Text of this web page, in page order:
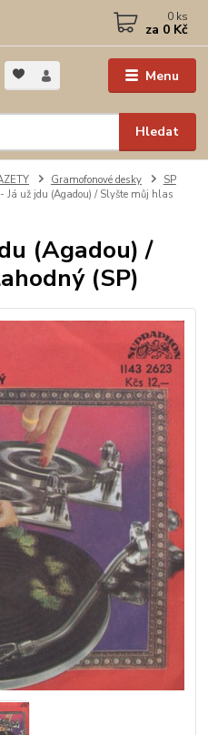
Menu
Hledat
0 ks
za 0 Kč
Gramofonové desky
SP
- Já už jdu (Agadou) / Slyšte můj hlas
(Agadou) /
(SP)